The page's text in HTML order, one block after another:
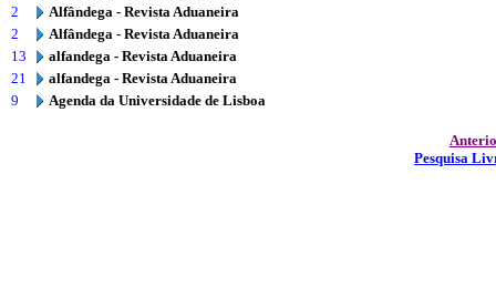
2
Alfândega - Revista Aduaneira
2
Alfândega - Revista Aduaneira
13
alfandega - Revista Aduaneira
21
alfandega - Revista Aduaneira
9
Agenda da Universidade de Lisboa
Pesquisa